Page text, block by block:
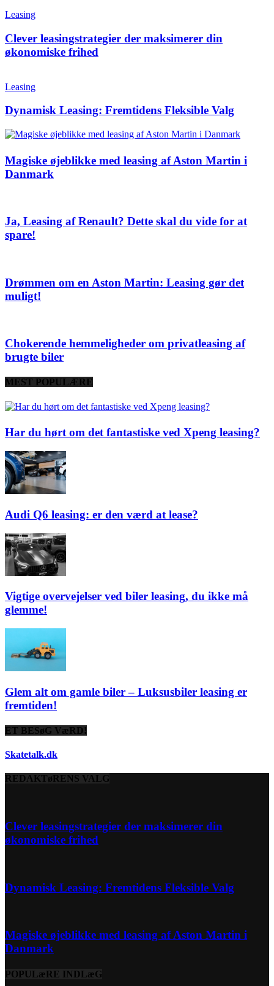
Leasing
Clever leasingstrategier der maksimerer din
økonomiske frihed
Leasing
Dynamisk Leasing: Fremtidens Fleksible Valg
Magiske øjeblikke med leasing af Aston Martin i
Danmark
Ja, Leasing af Renault? Dette skal du vide for at
spare!
Drømmen om en Aston Martin: Leasing gør det
muligt!
Chokerende hemmeligheder om privatleasing af
brugte biler
MEST POPULÆRE
Har du hørt om det fantastiske ved Xpeng leasing?
Audi Q6 leasing: er den værd at lease?
Vigtige overvejelser ved biler leasing, du ikke må
glemme!
Glem alt om gamle biler – Luksusbiler leasing er
fremtiden!
ET BESøG VæRD!
Skatetalk.dk
REDAKTøRENS VALG
Clever leasingstrategier der maksimerer din
økonomiske frihed
Dynamisk Leasing: Fremtidens Fleksible Valg
Magiske øjeblikke med leasing af Aston Martin i
Danmark
POPULæRE INDLæG